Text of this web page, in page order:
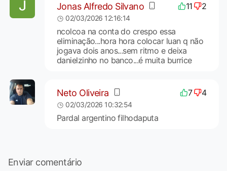
Jonas Alfredo Silvano 11 2
02/03/2026 12:16:14
ncolcoa na conta do crespo essa
eliminação...hora hora colocar luan q não
jogava dois anos...sem ritmo e deixa
danielzinho no banco...é muita burrice
Neto Oliveira 7 4
02/03/2026 10:32:54
Pardal argentino filhodaputa
Enviar comentário